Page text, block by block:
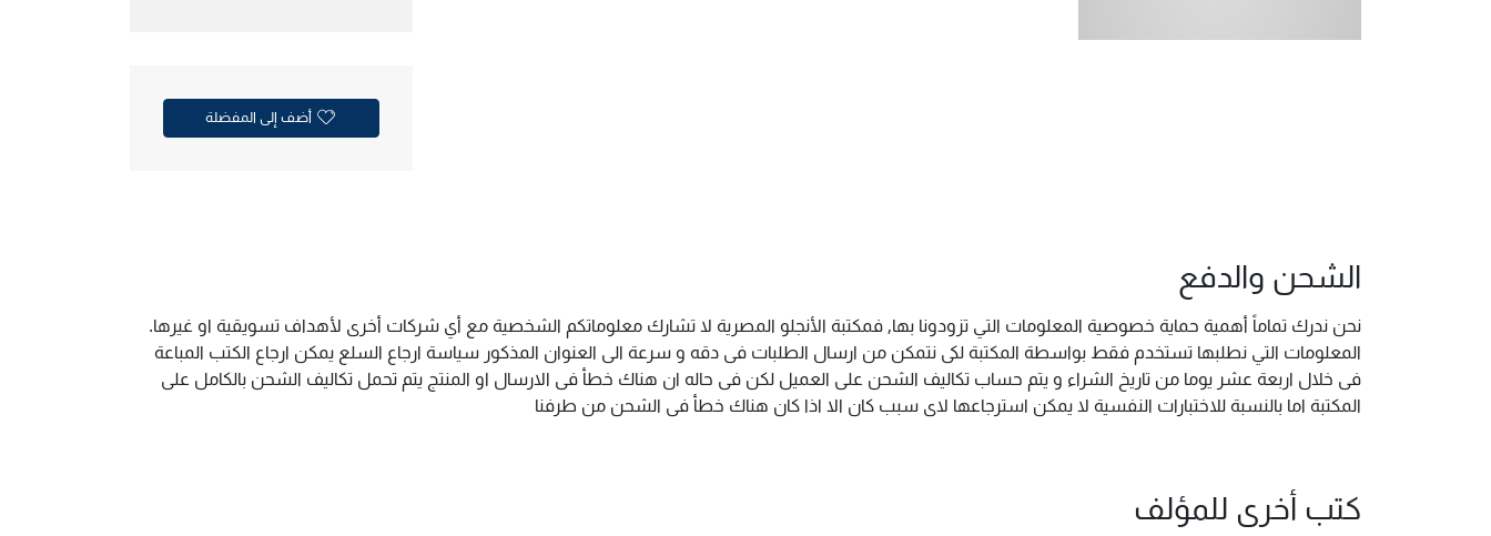
أضف إلى المفضلة
الشحن والدفع
نحن ندرك تماماً أهمية حماية خصوصية المعلومات التي تزودونا بها, فمكتبة الأنجلو المصرية لا تشارك معلوماتكم الشخصية مع أي شركات أخرى لأهداف تسويقية او غيرها.
المعلومات التي نطلبها تستخدم فقط بواسطة المكتبة لكى نتمكن من ارسال الطلبات فى دقه و سرعة الى العنوان المذكور سياسة ارجاع السلع يمكن ارجاع الكتب المباعة
فى خلال اربعة عشر يوما من تاريخ الشراء و يتم حساب تكاليف الشحن على العميل لكن فى حاله ان هناك خطأ فى الارسال او المنتج يتم تحمل تكاليف الشحن بالكامل على
المكتبة اما بالنسبة للاختبارات النفسية لا يمكن استرجاعها لاى سبب كان الا اذا كان هناك خطأ فى الشحن من طرفنا
كتب أخرى للمؤلف